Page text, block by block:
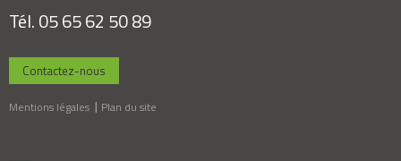
Tél. 05 65 62 50 89
Contactez-nous
Mentions légales Plan du site